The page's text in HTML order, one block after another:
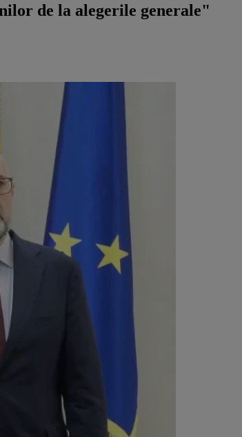
de la alegerile generale"